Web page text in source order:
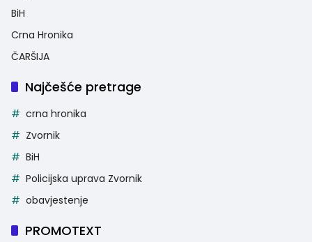
BiH
Crna Hronika
ČARŠIJA
Najčešće pretrage
crna hronika
Zvornik
BiH
Policijska uprava Zvornik
obavjestenje
PROMOTEXT